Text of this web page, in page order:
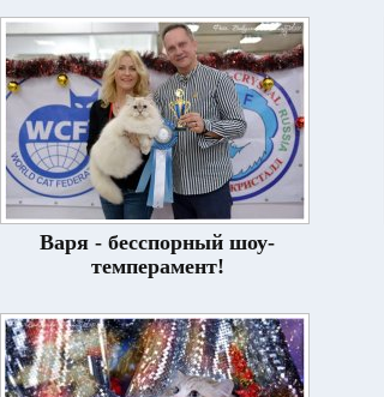
Варя - бесспорный шоу-
темперамент!